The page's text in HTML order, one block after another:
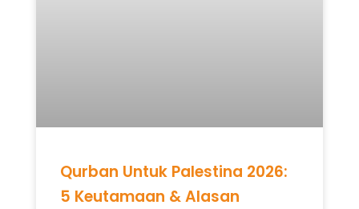
Qurban Untuk Palestina 2026:
5 Keutamaan & Alasan